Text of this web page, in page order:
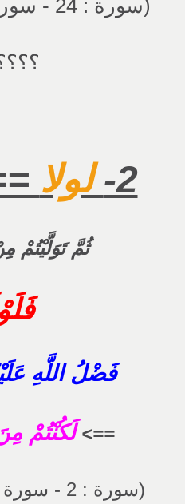
(سورة : 24 - سورة النور, اية : 16)
2- لولا
ثُمَّ تَوَلَّيْتُمْ
فَضْلُ اللَّهِ
==>لَكُنْتُمْ
(سورة : 2 - سورة البقرة, اية : 64)